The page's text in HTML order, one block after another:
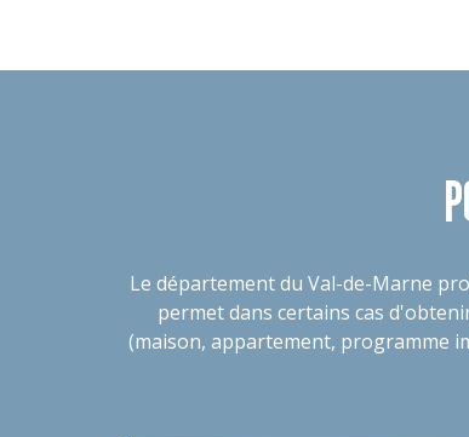
Le département du Val-de-Marne
permet dans certains cas
(maison, appartement, programme